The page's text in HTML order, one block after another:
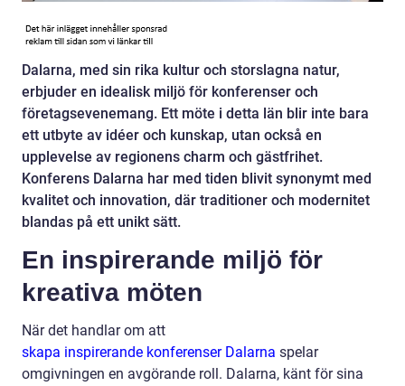
Dalarna, med sin rika kultur och storslagna natur,
erbjuder en idealisk miljö för konferenser och
företagsevenemang. Ett möte i detta län blir inte bara
ett utbyte av idéer och kunskap, utan också en
upplevelse av regionens charm och gästfrihet.
Konferens Dalarna har med tiden blivit synonymt med
kvalitet och innovation, där traditioner och modernitet
blandas på ett unikt sätt.
En inspirerande miljö för
kreativa möten
När det handlar om att
skapa inspirerande konferenser Dalarna spelar
omgivningen en avgörande roll. Dalarna, känt för sina